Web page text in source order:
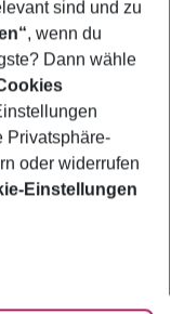
sind und zu
, wenn du
Dann wähle
Privatsphäre-
oder widerrufen
Einstellungen